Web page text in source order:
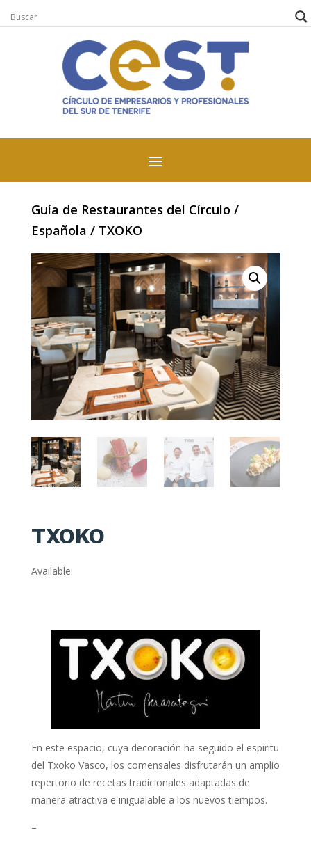
Guía de Restaurantes del Círculo /
Española / TXOKO
TXOKO
Available:
En este espacio, cuya decoración ha seguido el espíritu
del Txoko Vasco, los comensales disfrutarán un amplio
repertorio de recetas tradicionales adaptadas de
manera atractiva e inigualable a los nuevos tiempos.
–